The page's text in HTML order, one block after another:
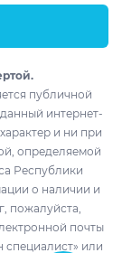
публичной
интернет-
и ни при
определяемой
Республики
о наличии и
пожалуйста,
почты
или